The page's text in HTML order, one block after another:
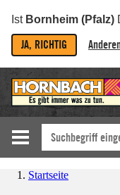
Ist Bornheim (Pfalz)
JA, RICHTIG
Startseite